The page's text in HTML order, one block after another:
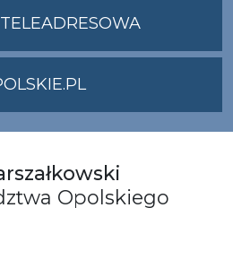
Opolskiego